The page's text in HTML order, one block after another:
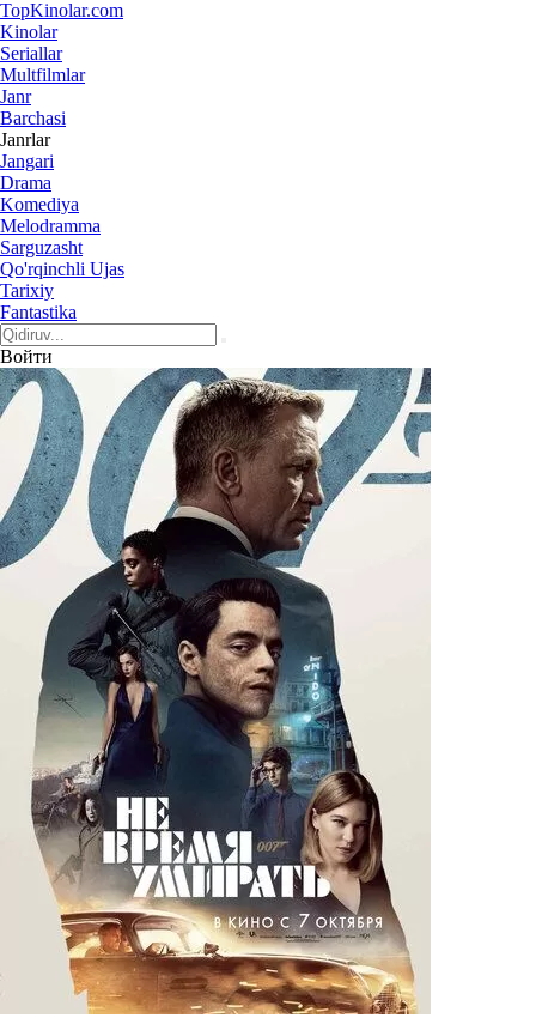
TopKinolar.com
Kinolar
Seriallar
Multfilmlar
Janr
Barchasi
Janrlar
Jangari
Drama
Komediya
Melodramma
Sarguzasht
Qo'rqinchli Ujas
Tarixiy
Fantastika
Войти